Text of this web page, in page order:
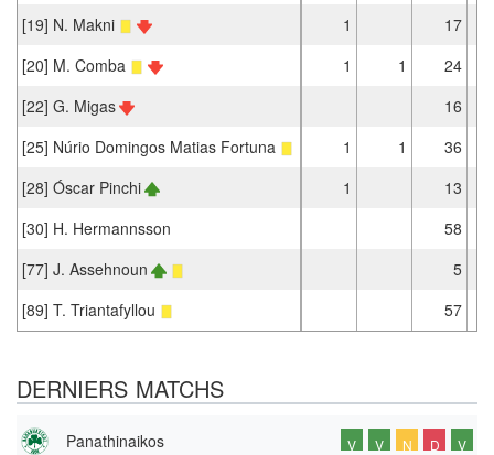
[19] N. Makni 1
17
[20] M. Comba
1 1
24
[22] G. Migas
16
[25] Núrio Domingos Matias Fortuna
1 1
36
[28] Óscar Pinchi
1
13
[30] H. Hermannsson
58
[77] J. Assehnoun
5
[89] T. Triantafyllou
57
DERNIERS MATCHS
Panathinaikos V V N D V